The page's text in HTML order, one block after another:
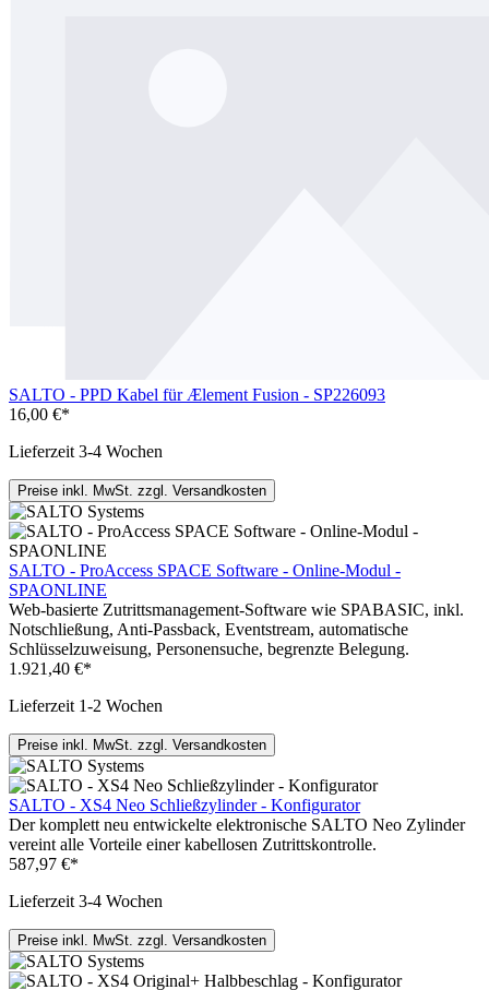
SALTO - PPD Kabel für Ælement Fusion - SP226093
16,00 €*
Lieferzeit 3-4 Wochen
Preise inkl. MwSt. zzgl. Versandkosten
SALTO - ProAccess SPACE Software - Online-Modul -
SPAONLINE
Web-basierte Zutrittsmanagement-Software wie SPABASIC, inkl.
Notschließung, Anti-Passback, Eventstream, automatische
Schlüsselzuweisung, Personensuche, begrenzte Belegung.
1.921,40 €*
Lieferzeit 1-2 Wochen
Preise inkl. MwSt. zzgl. Versandkosten
SALTO - XS4 Neo Schließzylinder - Konfigurator
Der komplett neu entwickelte elektronische SALTO Neo Zylinder
vereint alle Vorteile einer kabellosen Zutrittskontrolle.
587,97 €*
Lieferzeit 3-4 Wochen
Preise inkl. MwSt. zzgl. Versandkosten